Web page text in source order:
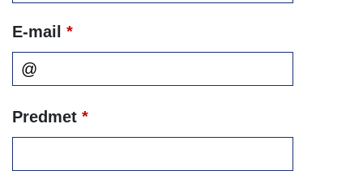
E-mail *
Predmet *